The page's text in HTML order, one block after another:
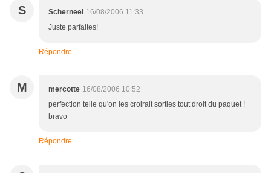
S Scherneel 16/08/2006 11:33
Juste parfaites!
Répondre
M mercotte 16/08/2006 10:52
perfection telle qu'on les croirait sorties tout droit du paquet !
bravo
Répondre